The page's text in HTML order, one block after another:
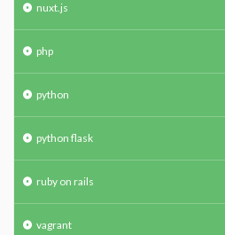
nuxt.js
php
python
python flask
ruby on rails
vagrant